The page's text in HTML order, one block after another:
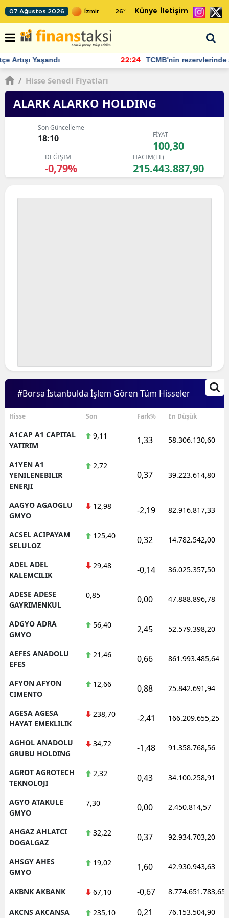
07 Ağustos 2026 26° Künye İletişim
22:24 TCMB'nin rezervlerinde artan momentum devam ediyor
/ Hisse Senedi Fiyatları
ALARK ALARKO HOLDING
Son Güncelleme
18:10 FİYAT
100,30
DEĞİŞİM
-0,79%
HACİM(TL)
215.443.887,90
#Borsa İstanbulda İşlem Gören Tüm Hisseler
Hisse Son Fark% En Düşük
A1CAP A1 CAPITAL
YATIRIM
9,11 1,33 58.306.130,60
A1YEN A1
YENILENEBILIR
ENERJI
2,72
0,37 39.223.614,80
AAGYO AGAOGLU
GMYO
12,98 -2,19 82.916.817,33
ACSEL ACIPAYAM
SELULOZ
125,40 0,32 14.782.542,00
ADEL ADEL
KALEMCILIK
29,48 -0,14 36.025.357,50
ADESE ADESE
GAYRIMENKUL
0,85 0,00 47.888.896,78
ADGYO ADRA
GMYO
56,40 2,45 52.579.398,20
AEFES ANADOLU
EFES
21,46 0,66 861.993.485,64
AFYON AFYON
CIMENTO
12,66 0,88 25.842.691,94
AGESA AGESA
HAYAT EMEKLILIK
238,70 -2,41 166.209.655,25
AGHOL ANADOLU
GRUBU HOLDING
34,72 -1,48 91.358.768,56
AGROT AGROTECH
TEKNOLOJI
2,32 0,43 34.100.258,91
AGYO ATAKULE
GMYO
7,30 0,00 2.450.814,57
AHGAZ AHLATCI
DOGALGAZ
32,22 0,37 92.934.703,20
AHSGY AHES
GMYO
19,02 1,60 42.930.943,63
AKBNK AKBANK 67,10 -0,67 8.774.651.783,65
AKCNS AKCANSA 235,10 0,21 76.153.504,90